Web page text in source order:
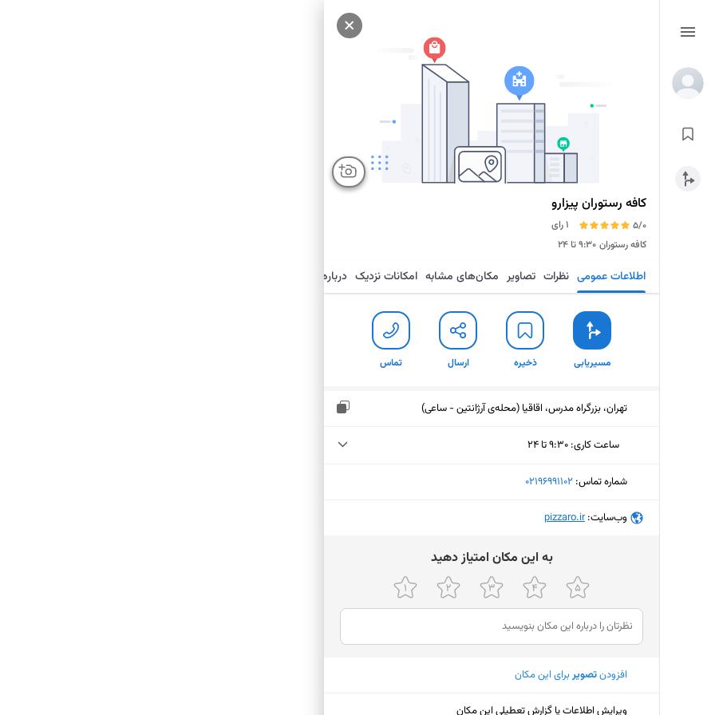
کافه رستوران پیزارو
5/0
1 رای
کافه رستوران ۹:۳۰ تا ۲۴
اطلاعات عمومی نظرات تصاویر مکان‌های مشابه امکانات نزدیک درباره
مسیریابی ذخیره ارسال تماس
تهران، بزرگراه مدرس، اقاقیا (محله‌ی آرژانتین - ساعی)
ساعت کاری: ۹:۳۰ تا ۲۴
دوشنبه (امروز)
سه‌شنبه
جمعه
۹:۳۰ تا ۲۴
شنبه
۹:۳۰ تا ۲۴
یکشنبه
شماره تماس: ‎02196991102
وب‌سایت:‎pizzaro.ir
ﺑﻪ اﯾﻦ ﻣﮑﺎن اﻣﺘﯿﺎز دﻫﯿﺪ
افزودنتصویربرای این مکان
ویرایش اطلاعات یا گزارش تعطیلی این مکان